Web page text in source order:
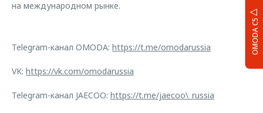
OMODA C5
на международном рынке.
Telegram-канал OMODA: https://t.me/omodarussia
VK: https://vk.com/omodarussia
Telegram-канал JAECOO: https://t.me/jaecoo\_russia